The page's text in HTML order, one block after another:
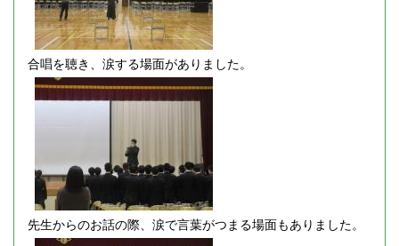
合唱を聴き、涙する場面がありました。
先生からのお話の際、涙で言葉がつまる場面もありました。